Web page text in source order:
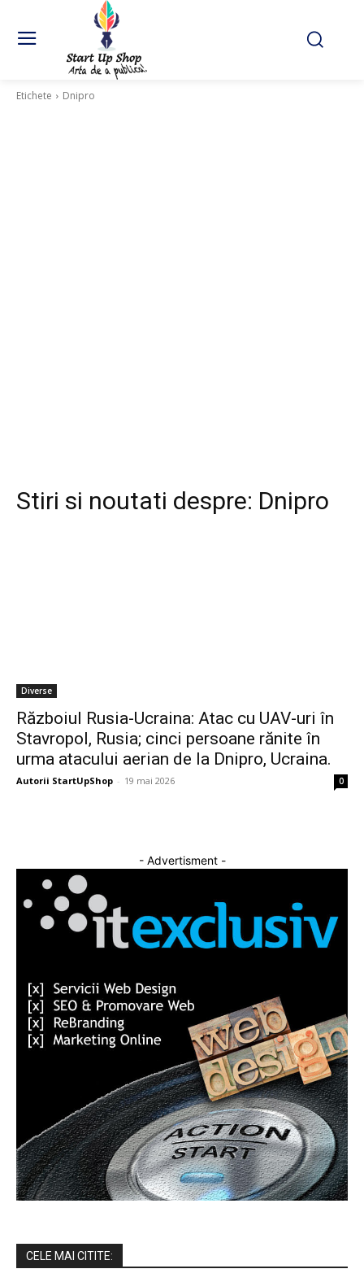
Etichete Dnipro
Stiri si noutati despre: Dnipro
Diverse
Războiul Rusia-Ucraina: Atac cu UAV-uri în
Stavropol, Rusia; cinci persoane rănite în
urma atacului aerian de la Dnipro, Ucraina.
Autorii StartUpShop - 19 mai 2026 0
- Advertisment -
CELE MAI CITITE: